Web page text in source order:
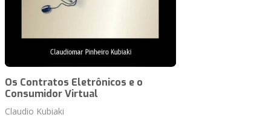
Os Contratos Eletrônicos e o
Consumidor Virtual
Claudio Kubiaki